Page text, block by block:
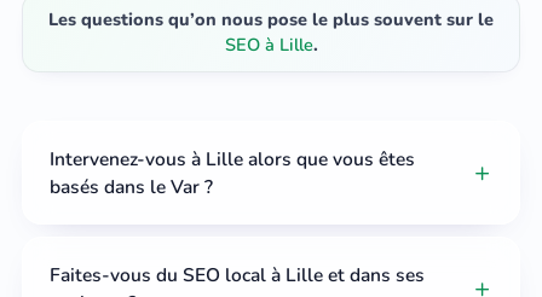
Les questions qu’on nous pose le plus souvent sur le
SEO à Lille.
Intervenez-vous à Lille alors que vous êtes
basés dans le Var ?
Faites-vous du SEO local à Lille et dans ses